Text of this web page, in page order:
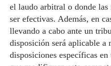
el laudo arbitral o donde las
ser efectivas. Además, en
llevando a cabo ante un
disposición será aplicable a
disposiciones específicas